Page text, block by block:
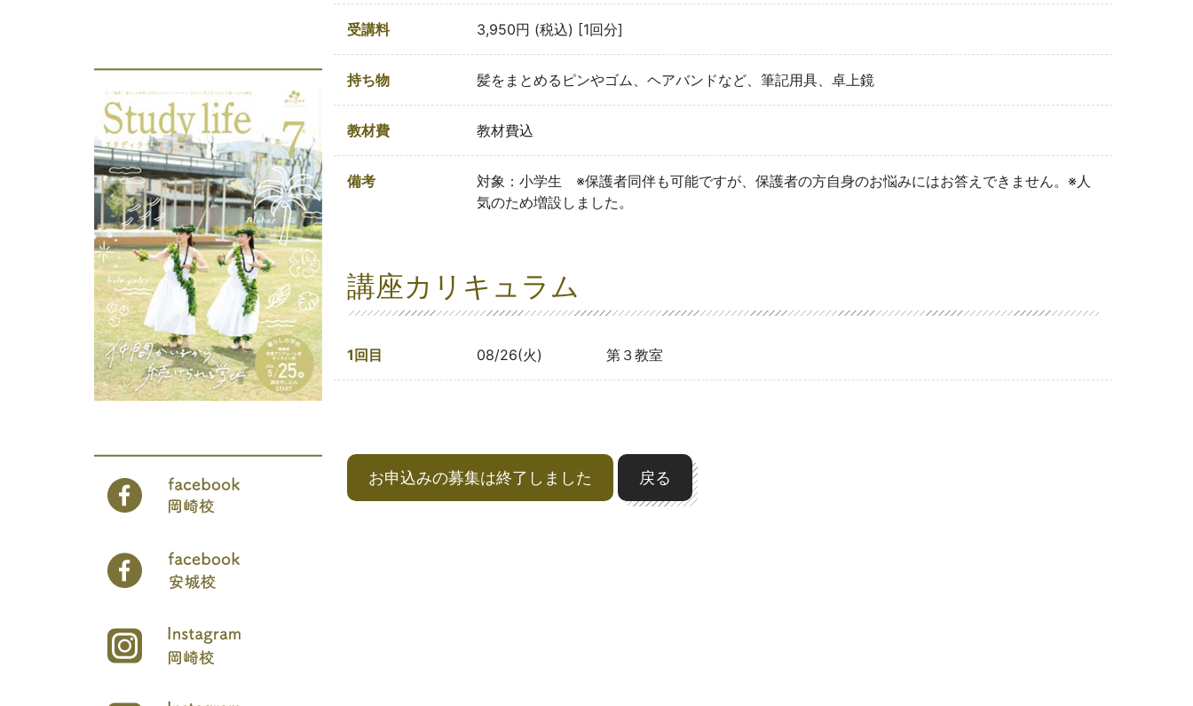
受講料 3,950円 (税込) [1回分]
持ち物 髪をまとめるピンやゴム、ヘアバンドなど、筆記用具、卓上鏡
教材費 教材費込
備考
対象：小学生 ※保護者同伴も可能ですが、保護者の方自身のお悩みにはお答えできません。※人
気のため増設しました。
講座カリキュラム
1回目 08/26(火) 第３教室
お申込みの募集は終了しました 戻る